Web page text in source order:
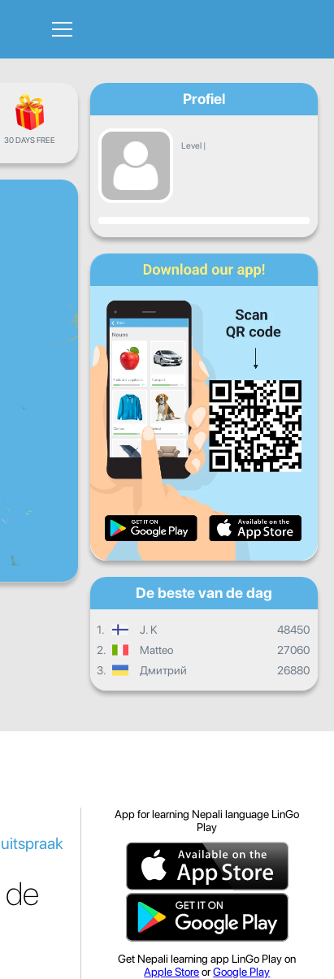
30 DAYS FREE
Profiel
Level |
Vooruitgang
Ma Wo Do
Za Zo
Dagelijkse vooruitgang
Maandelijkse voortgang
Totale vooruitgang
De beste van de dag
1. J. K
48450
2.
Matteo
27060
3.
Дмитрий 26880
App for learning Nepali language LinGo
Play
Get Nepali learning app LinGo Play on
Apple StoreorGoogle Play